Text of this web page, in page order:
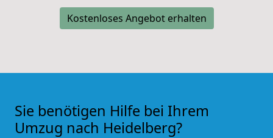
Kostenloses Angebot erhalten
Sie benötigen Hilfe bei Ihrem
Umzug nach Heidelberg?